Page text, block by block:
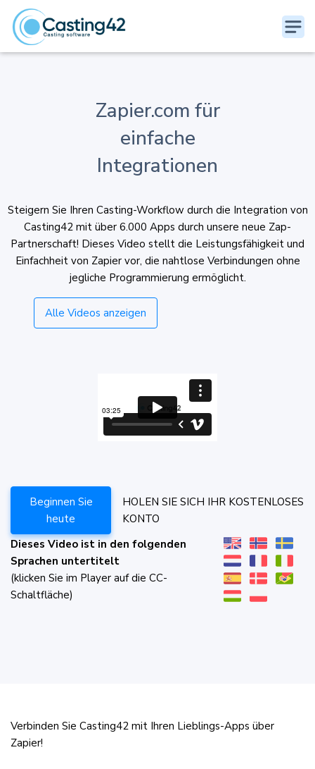
Zapier.com für
einfache
Integrationen
Steigern Sie Ihren Casting-Workflow durch die Integration von
Casting42 mit über 6.000 Apps durch unsere neue Zap-
Partnerschaft! Dieses Video stellt die Leistungsfähigkeit und
Einfachheit von Zapier vor, die nahtlose Verbindungen ohne
jegliche Programmierung ermöglicht.
Alle Videos anzeigen
Beginnen Sie
heute
HOLEN SIE SICH IHR KOSTENLOSES
KONTO
Dieses Video ist in den folgenden
Sprachen untertitelt
(klicken Sie im Player auf die CC-
Schaltfläche)
Verbinden Sie Casting42 mit Ihren Lieblings-Apps über
Zapier!